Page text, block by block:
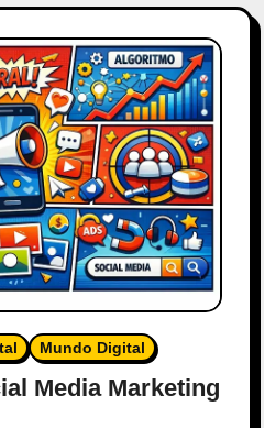
Mundo Digital
Media Marketing